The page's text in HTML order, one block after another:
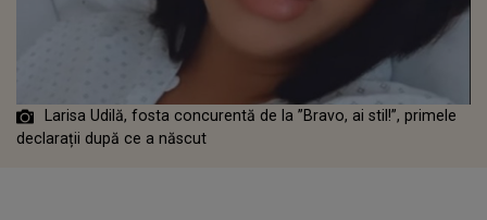
Larisa Udilă, fosta concurentă de la ”Bravo, ai stil!”, primele
declarații după ce a născut